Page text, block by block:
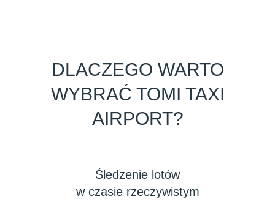
DLACZEGO WARTO
WYBRAĆ TOMI TAXI
AIRPORT?
Śledzenie lotów
w czasie rzeczywistym